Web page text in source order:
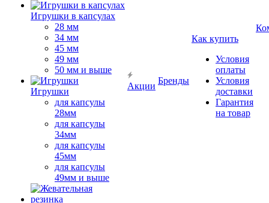
Игрушки в капсулах
28 мм
34 мм
45 мм
49 мм
50 мм и выше
Игрушки
для капсулы
28мм
для капсулы
34мм
для капсулы
45мм
для капсулы
49мм и выше
Акции
Бренды
Как купить
Условия
оплаты
Условия
доставки
Гарантия
на товар